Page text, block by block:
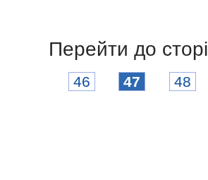
Перейти до
46 47 48